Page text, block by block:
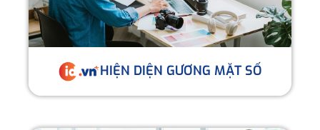
HIỆN DIỆN GƯƠNG MẶT SỐ